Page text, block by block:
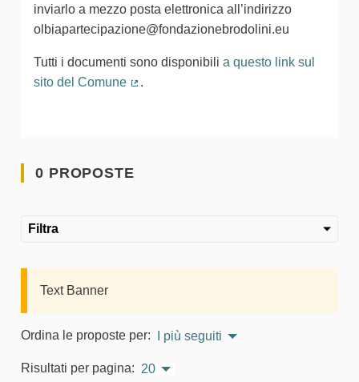
inviarlo a mezzo posta elettronica all’indirizzo
olbiapartecipazione@fondazionebrodolini.eu
Tutti i documenti sono disponibili a questo link sul
sito del Comune
.
0 PROPOSTE
Filtra
Text Banner
Ordina le proposte per: I più seguiti
Risultati per pagina: 20